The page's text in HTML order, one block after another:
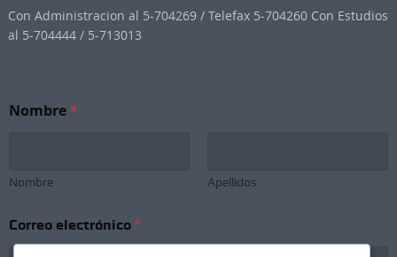
Con Administracion al 5-704269 / Telefax 5-704260 Con Estudios
al 5-704444 / 5-713013
Nombre*
Nombre Apellidos
Correo electrónico *